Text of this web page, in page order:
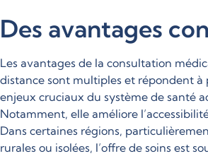
Des avantages
Les avantages de la consultation
distance sont multiples et répondent à
enjeux cruciaux du système de santé
Notamment, elle améliore
Dans certaines régions,
rurales ou isolées, l’offre de soins est